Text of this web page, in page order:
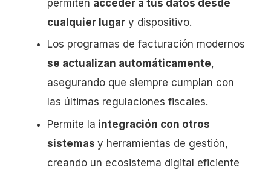
permiten acceder a tus datos desde
cualquier lugar y dispositivo.
Los programas de facturación modernos
se actualizan automáticamente,
asegurando que siempre cumplan con
las últimas regulaciones fiscales.
Permite la integración con otros
sistemas y herramientas de gestión,
creando un ecosistema digital eficiente